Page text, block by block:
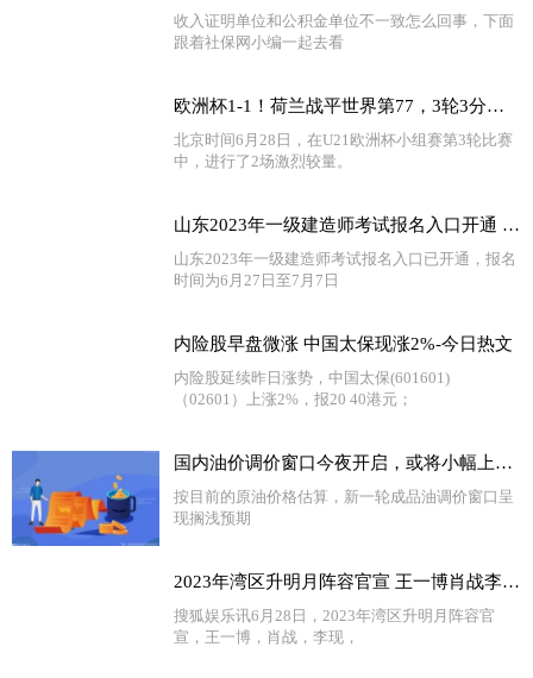
收入证明单位和公积金单位不一致怎么回事，下面
跟着社保网小编一起去看
欧洲杯1-1！荷兰战平世界第77，3轮3分小组出局，葡萄牙绝杀出线
北京时间6月28日，在U21欧洲杯小组赛第3轮比赛
中，进行了2场激烈较量。
山东2023年一级建造师考试报名入口开通 世界热消息
山东2023年一级建造师考试报名入口已开通，报名
时间为6月27日至7月7日
内险股早盘微涨 中国太保现涨2%-今日热文
内险股延续昨日涨势，中国太保(601601)
（02601）上涨2%，报20 40港元；
​国内油价调价窗口今夜开启，或将小幅上调 天天热闻
按目前的原油价格估算，新一轮成品油调价窗口呈
现搁浅预期
2023年湾区升明月阵容官宣 王一博肖战李现众星云集​​
搜狐娱乐讯6月28日，2023年湾区升明月阵容官
宣，王一博，肖战，李现，